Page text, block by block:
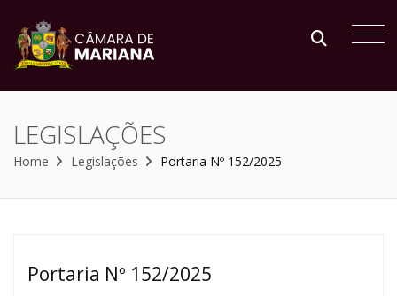
LEGISLAÇÕES
Home Legislações Portaria Nº 152/2025
Portaria Nº 152/2025